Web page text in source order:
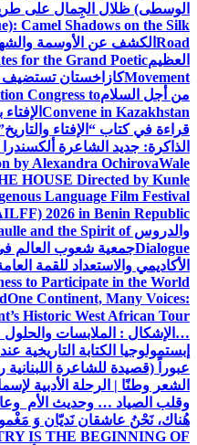
الوسطى) ظلال الجِمال على
Camel Shadows on the Silk
Road الكشف عن الأوسمة
العظيمfor the Grand Poetic
Movementكازاخستان تستضيف
من أجل السلامCongress to
Convene in Kazakhstan
قراءة في كتاب “الإفتاء
الذاكرة: جديد الشاعرة
by Alexandra OchirovaWale
HOUSE Directed by Kunle
Language Film Festival
2026 in Benin Republic.
والدروسand the Spirit of
Dialogueجمعية شعوب العالم في
الأكاديمي والاستعداد للقمة
to Participate in the World
One Continent, Many Voices:
Historic West African Tour
…الإشكال : الملابسات والحلول
إبستمولوجيا الكتابة التاريخية
عبوراً (قصيدة للشاعرة اللبنانية
الشعر وطنًا | الرحلة الأدبية
وقلب الصياد … وحديث الأم
هُناك، نَحْنُ عاشقان نَديّان وَ
IS THE BEGINNING OF